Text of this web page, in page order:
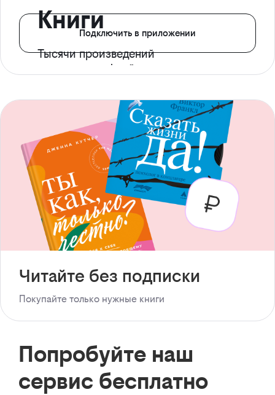
Книги
Тысячи произведений
с доступом офлайн
Подключить в приложении
Читайте без подписки
Покупайте только нужные книги
Попробуйте наш
сервис бесплатно